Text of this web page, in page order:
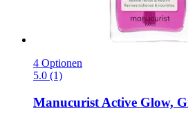
4 Optionen
5.0 (1)
Manucurist Active Glow,